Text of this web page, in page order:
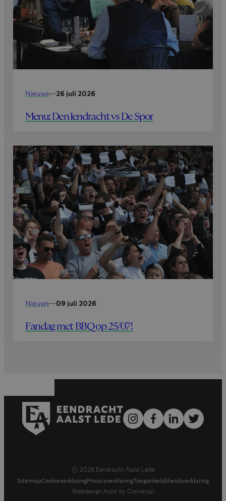
Nieuws—26 juli 2026
Menu: Den Iendracht vs De Spor
Nieuws—09 juli 2026
Fandag met BBQ op 25/07!
© 2026 Eendracht Aalst Lede
SitemapCookieverklaringPrivacyverklaringToegankelijkheidsverklaring
Webdesign Aalst by Conversal